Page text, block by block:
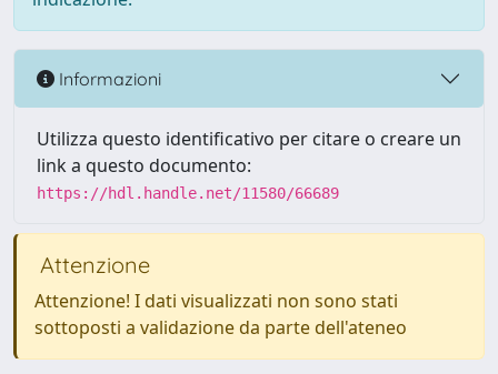
Informazioni
Utilizza questo identificativo per citare o creare un
link a questo documento:
https://hdl.handle.net/11580/66689
Attenzione
Attenzione! I dati visualizzati non sono stati
sottoposti a validazione da parte dell'ateneo